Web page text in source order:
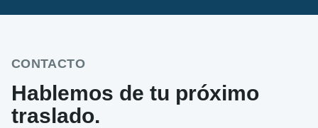
CONTACTO
Hablemos de tu próximo
traslado.